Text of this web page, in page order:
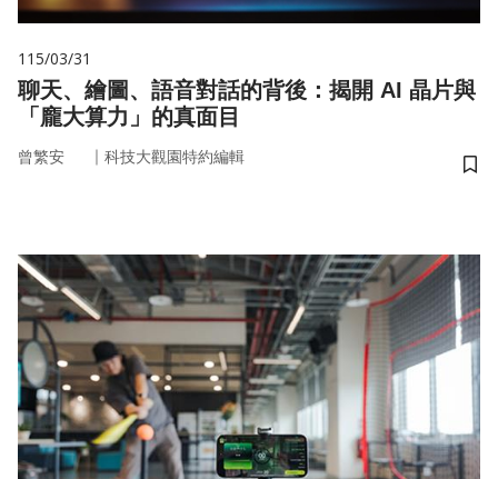
115/03/31
聊天、繪圖、語音對話的背後：揭開 AI 晶片與
「龐大算力」的真面目
曾繁安 ｜ 科技大觀園特約編輯
儲